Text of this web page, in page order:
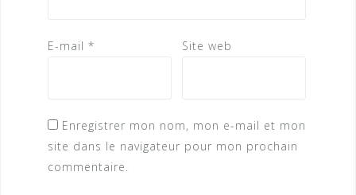
E-mail * Site web
Enregistrer mon nom, mon e-mail et mon
site dans le navigateur pour mon prochain
commentaire.